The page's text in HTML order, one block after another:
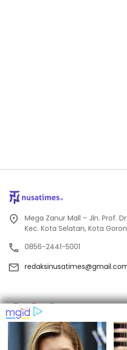
Mega Zanur Mall – Jln. Prof.
Kec. Kota Selatan, Kota
0856-2441-5001
Tentang Kami Redaksi